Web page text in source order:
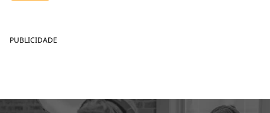
PUBLICIDADE